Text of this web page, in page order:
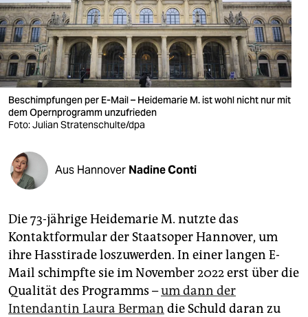
nord
wahrheit
verlag
verlag
shop
fragen & hilfe
unterstützen
abo
genossenschaft
epaper login
Beschimpfungen per E-Mail – Heidemarie M. ist wohl nicht nur mit
dem Opernprogramm unzufrieden
Foto: Julian Stratenschulte/dpa
Aus Hannover Nadine Conti
Die 73-jährige Heidemarie M. nutzte das
Kontaktformular der Staatsoper Hannover, um
ihre Hasstirade loszuwerden. In einer langen E-
Mail schimpfte sie im November 2022 erst über die
Qualität des Programms –um dann der
Intendantin Laura Berman die Schuld daran zu